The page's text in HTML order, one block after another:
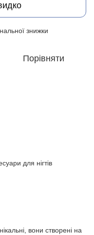
знижки
Порівняти
для нігтів
вони створені на